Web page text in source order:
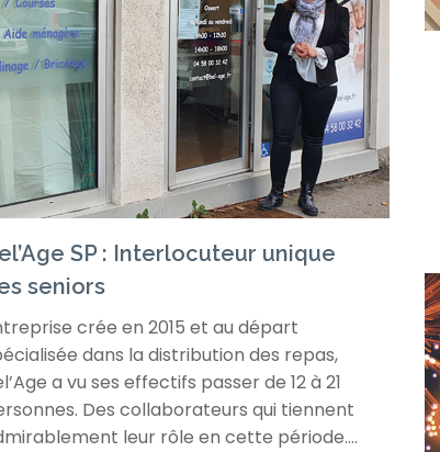
SP : Interlocuteur unique
seniors
crée en 2015 et au départ
dans la distribution des repas,
a vu ses effectifs passer de 12 à 21
Des collaborateurs qui tiennent
leur rôle en cette période....